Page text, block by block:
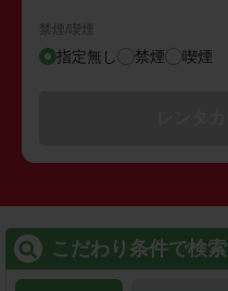
禁煙/喫煙
指定無し 禁煙 喫煙
こだわり条件で検索